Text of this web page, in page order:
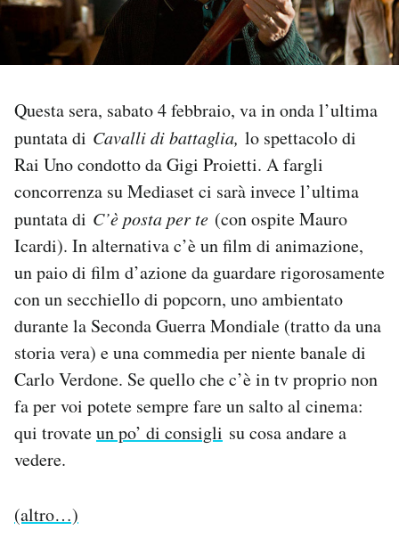
NEWSLETTER
SHOP
CALENDARIO
AREA PERSONALE
Area Personale
Newsletter
Notifiche mobile
Hai bisogno di aiuto?
Esci
Questa sera, sabato 4 febbraio, va in onda l’ultima
puntata di Cavalli di battaglia, lo spettacolo di
Rai Uno condotto da Gigi Proietti. A fargli
concorrenza su Mediaset ci sarà invece l’ultima
puntata di C’è posta per te (con ospite Mauro
Icardi). In alternativa c’è un film di animazione,
un paio di film d’azione da guardare rigorosamente
con un secchiello di popcorn, uno ambientato
durante la Seconda Guerra Mondiale (tratto da una
storia vera) e una commedia per niente banale di
Carlo Verdone. Se quello che c’è in tv proprio non
fa per voi potete sempre fare un salto al cinema:
qui trovateun po’ di consigli su cosa andare a
vedere.
(altro…)